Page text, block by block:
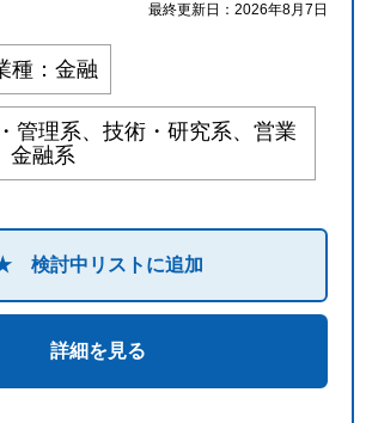
最終更新日：2026年8月7日
種：金融
管理系、技術・研究系、営業
金融系
検討中リストに追加
詳細を見る